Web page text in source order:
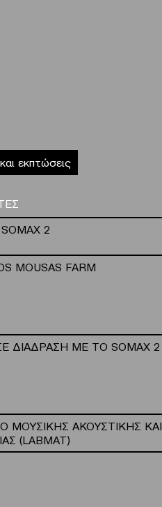
εκπτώσεις
2
MOUSAS FARM
ΔΙΑΔΡΑΣΗ ΜΕ ΤΟ SOMAX 2
ΜΟΥΣΙΚΗΣ ΑΚΟΥΣΤΙΚΗΣ ΚΑΙ
(LABMAT)